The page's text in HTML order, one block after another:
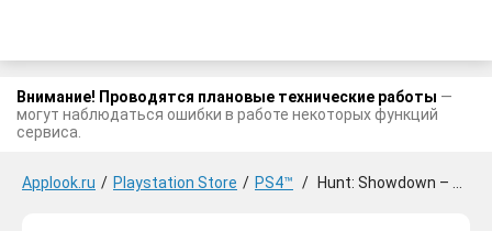
Внимание! Проводятся плановые технические работы —
могут наблюдаться ошибки в работе некоторых функций
сервиса.
Applook.ru / Playstation Store / PS4™ / Hunt: Showdown – Deluxe Edition